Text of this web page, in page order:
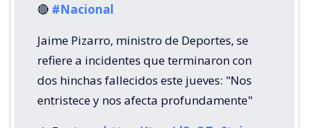
🔴 #Nacional
Jaime Pizarro, ministro de Deportes, se
refiere a incidentes que terminaron con
dos hinchas fallecidos este jueves: "Nos
entristece y nos afecta profundamente"